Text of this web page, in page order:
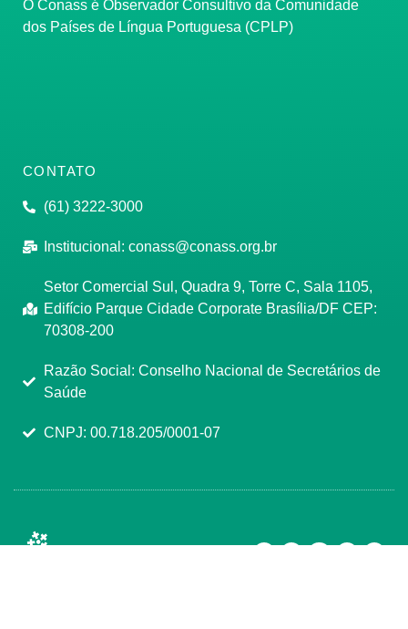
O Conass é Observador Consultivo da Comunidade
dos Países de Língua Portuguesa (CPLP)
CONTATO
(61) 3222-3000
Institucional: conass@conass.org.br
Setor Comercial Sul, Quadra 9, Torre C, Sala 1105,
Edifício Parque Cidade Corporate Brasília/DF CEP:
70308-200
Razão Social: Conselho Nacional de Secretários de
Saúde
CNPJ: 00.718.205/0001-07